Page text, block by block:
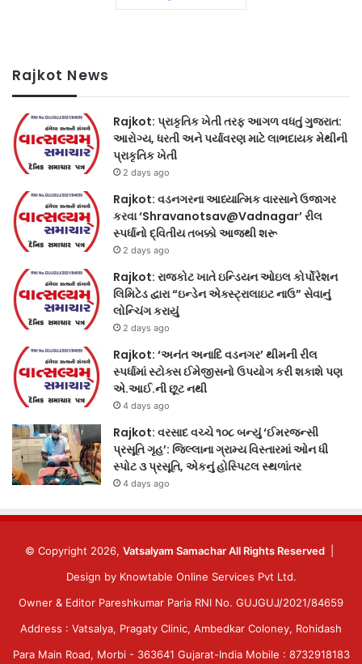
Rajkot News
Rajkot: પ્રાકૃતિક ખેતી તરફ આગળ વધતું ગુજરાત:
આરોગ્ય, ધરતી અને પર્યાવરણ માટે લાભદાયક મેથીની
પ્રાકૃતિક ખેતી
2 days ago
Rajkot: વડનગરના આધ્યાત્મિક વારસાને ઉજાગર
કરવા ‘Shravanotsav@Vadnagar’ રીલ
સ્પર્ધાનો દ્વિતીય તબક્કો આજથી શરૂ
2 days ago
Rajkot: રાજકોટ ખાતે ઇન્ડિયન ઓઇલ કોર્પોરેશન
લિમિટેડ દ્વારા “ઇન્ડેન એક્સ્ટ્રાલાઇટ નાઉ” સેવાનું
લોન્ચિંગ કરાયું
2 days ago
Rajkot: ‘અનંત અનાદિ વડનગર’ થીમની રીલ
સ્પર્ધામાં સ્ટોક્સ ઈમેજીસનો ઉપયોગ કરી શકાશે પણ
એ.આઈ.ની છૂટ નથી
4 days ago
Rajkot: વરસાદ વચ્ચે ૧૦૮ બન્યું ‘ઈમરજન્સી
પ્રસૂતિ ગૃહ’: જિલ્લાના ગ્રામ્ય વિસ્તારમાં ઓન ધી
સ્પોટ ૩ પ્રસૂતિ, એકનું હોસ્પિટલ સ્થળાંતર
4 days ago
© Copyright 2026, Vatsalyam Samachar All Rights Reserved
Design by Knowtable Online Services Pvt Ltd.
Owner & Editor Pareshkumar Paria RNI No. GUJGUJ/2021/84659
Address : Vatsalya, Pragaty Clinic, Ambedkar Coloney, Rohidash
Para Main Road, Morbi - 363641 Gujarat-India Mobile : 8732918183